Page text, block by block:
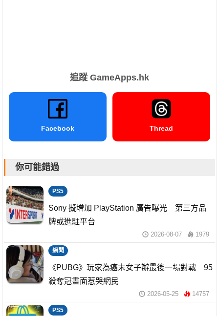
追蹤 GameApps.hk
Facebook Thread
你可能錯過
PS5
Sony 擬增加 PlayStation 廣告曝光 第三方品
牌或進駐平台
2026-08-07 1979
網聞
《PUBG》玩家為癌末女子辦最後一場對戰 95
殺奪冠畫面惹哭網民
2026-05-25 14757
PS5